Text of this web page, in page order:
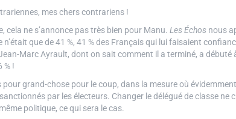
mes chers contrariens !
cela ne s’annonce pas très bien pour Manu. Les Échosnous
n’était que de 41 %, 41 % des Français qui lui faisaient
Marc Ayrault, dont on sait comment il a terminé, a débuté
% !
pour grand-chose pour le coup, dans la mesure où
par les électeurs. Changer le délégué de classe ne
politique, ce qui sera le cas.